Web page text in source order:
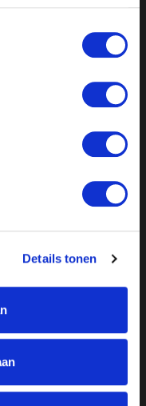
Details tonen
naar Oeganda?